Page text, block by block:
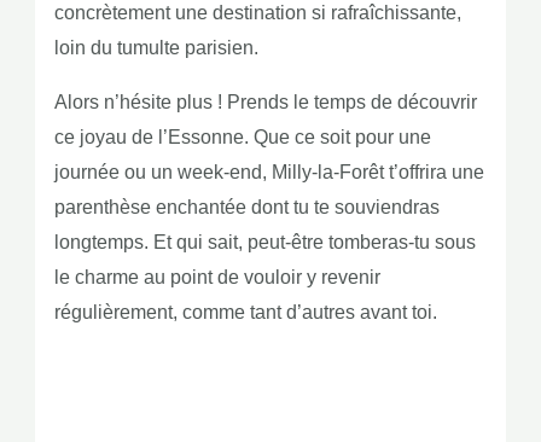
concrètement une destination si rafraîchissante,
loin du tumulte parisien.
Alors n’hésite plus ! Prends le temps de découvrir
ce joyau de l’Essonne. Que ce soit pour une
journée ou un week-end, Milly-la-Forêt t’offrira une
parenthèse enchantée dont tu te souviendras
longtemps. Et qui sait, peut-être tomberas-tu sous
le charme au point de vouloir y revenir
régulièrement, comme tant d’autres avant toi.